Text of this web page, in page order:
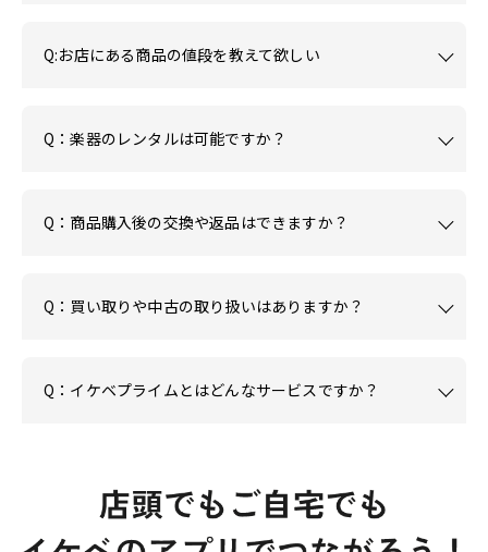
Q:お店にある商品の値段を教えて欲しい
Q：楽器のレンタルは可能ですか？
Q：商品購入後の交換や返品はできますか？
Q：買い取りや中古の取り扱いはありますか？
Q：イケベプライムとはどんなサービスですか？